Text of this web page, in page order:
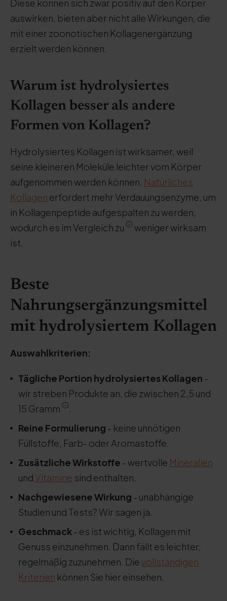
Diese können sich zwar positiv auf den Körper
auswirken, bieten aber nicht alle Wirkungen, die
mit einer zoonotischen Kollagenergänzung
erzielt werden können.
Warum ist hydrolysiertes
Kollagen besser als andere
Formen von Kollagen?
Hydrolysiertes Kollagen ist wirksamer, weil
seine kleineren Moleküle leichter vom Körper
aufgenommen werden können. Natürliches
Kollagen erfordert mehr Verdauungsenzyme, um
in Kollagenpeptide aufgespalten zu werden,
wodurch es im Vergleich zu
weniger wirksam
ist.
Beste
Nahrungsergänzungsmittel
mit hydrolysiertem Kollagen
Auswahlkriterien:
Tägliche Portion hydrolysiertes Kollagen -
wir streben Produkte an, die zwischen 2,5 und
15 Gramm
.
Reine Formulierung - keine unnötigen
Füllstoffe, Farb- oder Aromastoffe.
Zusätzliche Wirkstoffe - wertvolle Mineralien
und Vitamine sind enthalten.
Nachgewiesene Wirkung - unabhängige
Studien und Tests? Wir sagen ja.
Geschmack- es ist wichtig, Kollagen mit
Genuss einzunehmen. Dann fällt es leichter,
regelmäßig zuzunehmen. Die vollständigen
Kriterien können Sie hier einsehen.